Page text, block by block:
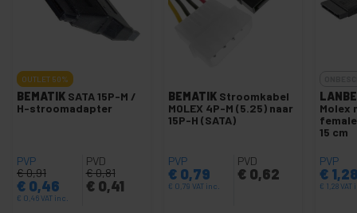
OUTLET 50%
BEMATIK SATA 15P-M /
H-stroomadapter
PVP
€0,91
€ 0,46
€ 0,46VAT inc.
PVD
€0,81
€0,41
BEMATIK Stroomkabel
MOLEX 4P-M (5.25) naar
15P-H (SATA)
PVP
€ 0,79
€ 0,79 VAT inc.
PVD
€0,62
Molex
15 cm
PVP
€
€ 1,28VAT